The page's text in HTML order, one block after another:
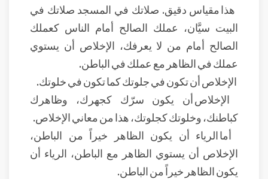
هذا مقياس دقيق. صلاتك في المسجد صلاتك في
البيت سيَّان، عملك الصالح أمام الناس كعملك
الصالح أمام من لا يعرفك، الإخلاص أن يستوي
عملك في الظاهر مع عملك في الباطن.
الإخلاص أن تكون في جلوتك كما تكون في خلوتك.
الإخلاص أن يكون سرّك كجهرك، وظاهرك
كباطنك، وخلوتك كجلوتك، هذا من معاني الإخلاص.
أما الرياء أن يكون الظاهر خيراً من الباطن،
الإخلاص أن يستوي الظاهر مع الباطن، الرياء أن
يكون الظاهر خيراً من الباطن.